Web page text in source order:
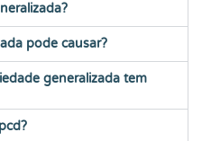
pode causar?
generalizada tem